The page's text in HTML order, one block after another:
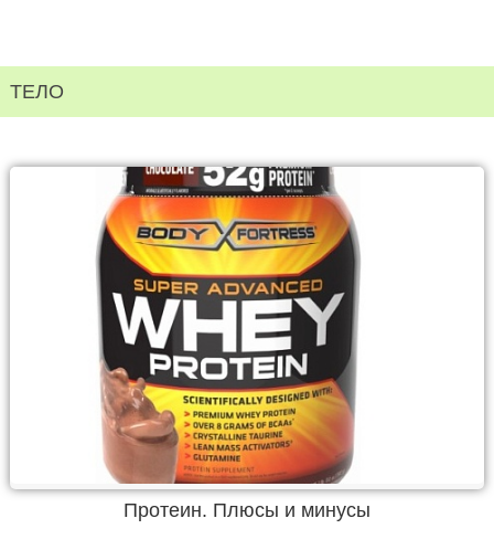
ТЕЛО
Протеин. Плюсы и минусы